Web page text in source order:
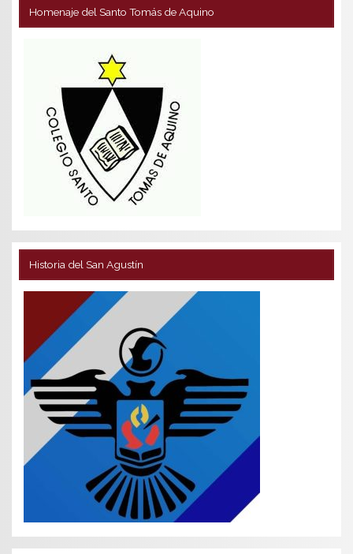
Homenaje del Santo Tomás de Aquino
Historia del San Agustín